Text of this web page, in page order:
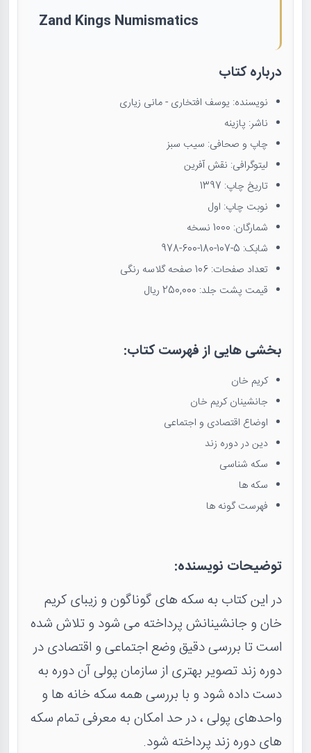
Zand Kings Numismatics
درباره کتاب
نویسنده: یوسف افتخاری - مانی زیاری
ناشر: پازینه
چاپ و صحافی: سیب سبز
لیتوگرافی: نقش آفرین
تاریخ چاپ: 1397
نوبت چاپ: اول
شمارگان: 1000 نسخه
شابک: 978-600-180-107-5
تعداد صفحات: 106 صفحه گلاسه رنگی
قیمت پشت جلد: 250,000 ریال
بخشی هایی از فهرست کتاب:
کریم خان
جانشینان کریم خان
اوضاع اقتصادی و اجتماعی
دین در دوره زند
سکه شناسی
سکه ها
فهرست گونه ها
توضیحات نویسنده:
در این کتاب به سکه های گوناگون و زیبای کریم
خان و جانشینانش پرداخته می شود و تلاش شده
است تا بررسی دقیق وضع اجتماعی و اقتصادی در
دوره زند تصویر بهتری از سازمان پولی آن دوره به
دست داده شود و با بررسی همه سکه خانه ها و
واحدهای پولی ، در حد امکان به معرفی تمام سکه
های دوره زند پرداخته شود.